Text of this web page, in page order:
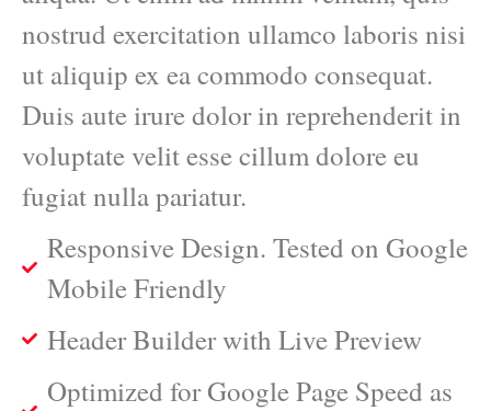
nostrud exercitation ullamco laboris nisi
ut aliquip ex ea commodo consequat.
Duis aute irure dolor in reprehenderit in
voluptate velit esse cillum dolore eu
fugiat nulla pariatur.
Responsive Design. Tested on Google
Mobile Friendly
Header Builder with Live Preview
Optimized for Google Page Speed as